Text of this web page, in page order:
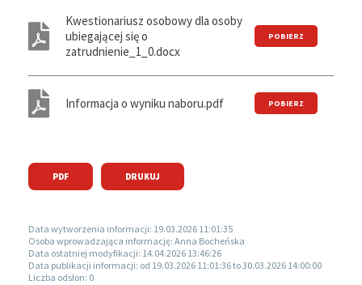
Kwestionariusz osobowy dla osoby
ubiegającej się o
zatrudnienie_1_0.docx
Informacja o wyniku naboru.pdf
PDF DRUKUJ
Data wytworzenia informacji: 19.03.2026 11:01:35
Osoba wprowadzająca informację: Anna Bocheńska
Data ostatniej modyfikacji: 14.04.2026 13:46:26
Data publikacji informacji: od 19.03.2026 11:01:36 to 30.03.2026 14:00:00
Liczba odsłon: 0